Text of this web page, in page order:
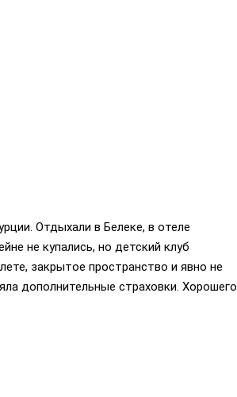
Отдыхали в Белеке, в отеле
не купались, но детский клуб
закрытое пространство и явно не
дополнительные страховки. Хорошего